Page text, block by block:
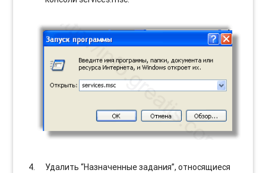
Удалить “Назначенные задания”, относящиеся